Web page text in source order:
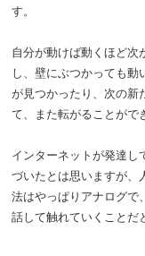
す。
自分が動けば動くほど次
し、壁にぶつかっても動
が見つかったり、次の新
て、また転がることがで
インターネットが発達し
づいたとは思いますが、
法はやっぱりアナログで
話して触れていくことだ